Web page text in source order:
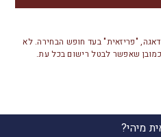
"פריזאית" בעד חופש הבחירה. לא
שאפשר לבטל רישום בכל עת.
מיהי?